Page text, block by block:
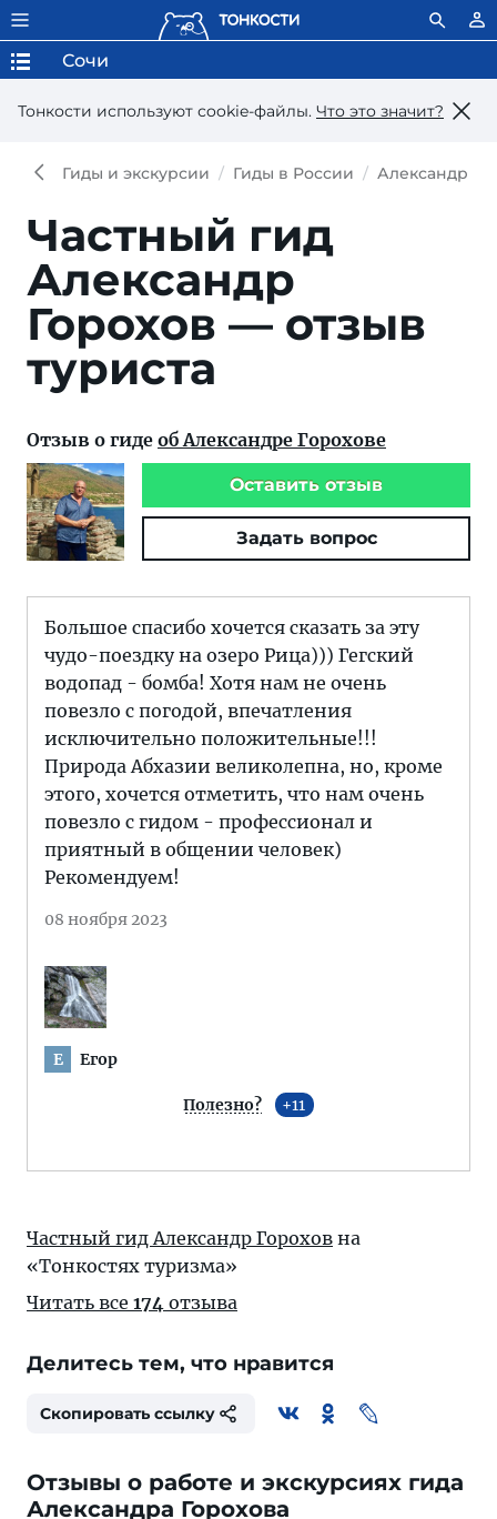
Тонкости используют сookie-файлы. Что это значит?
Сочи
Гиды и экскурсии Гиды в России Александр
Частный гид
Александр
Горохов — отзыв
туриста
Отзыв о гиде об Александре Горохове
Оставить отзыв
Задать вопрос
Большое спасибо хочется сказать за эту
чудо-поездку на озеро Рица))) Гегский
водопад - бомба! Хотя нам не очень
повезло с погодой, впечатления
исключительно положительные!!!
Природа Абхазии великолепна, но, кроме
этого, хочется отметить, что нам очень
повезло с гидом - профессионал и
приятный в общении человек)
Рекомендуем!
08 ноября 2023
Е Егор
Полезно? 11
Частный гид Александр Горохов на
«Тонкостях туризма»
Читать все 174 отзыва
Делитесь тем, что нравится
Скопировать ссылку
Отзывы о работе и экскурсиях гида
Александра Горохова